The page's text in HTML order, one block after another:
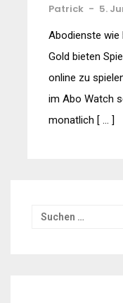
Patrick - 5.
Abodienste wie
Gold bieten
online zu
im Abo Watch
monatlich [ … ]
Suchen